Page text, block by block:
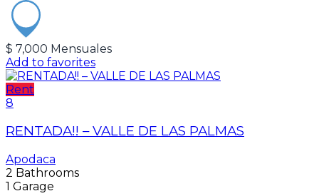
$ 7,000 Mensuales
Add to favorites
Rent
8
RENTADA!! – VALLE DE LAS PALMAS
Apodaca
2 Bathrooms
1 Garage